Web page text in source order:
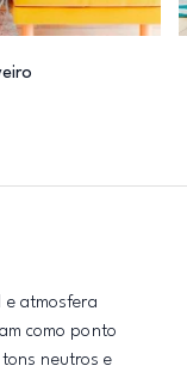
atmosfera
como ponto
neutros e